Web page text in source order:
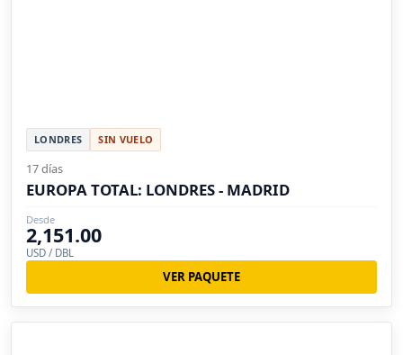
LONDRES SIN VUELO
17 días
EUROPA TOTAL: LONDRES - MADRID
Desde
2,151.00
USD / DBL
VER PAQUETE